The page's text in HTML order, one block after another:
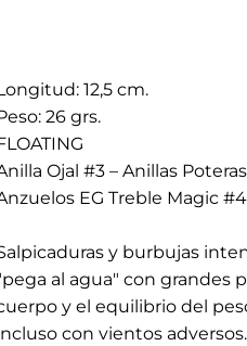
12,5 cm.
26 grs.
Ojal #3 – Anillas
EG Treble Magic #4
y burbujas
al agua" con grandes
y el equilibrio del
con vientos